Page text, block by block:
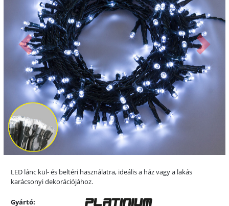
Előző
LED lánc kül- és beltéri használatra, ideális a ház vagy a lakás
karácsonyi dekorációjához.
Gyártó: